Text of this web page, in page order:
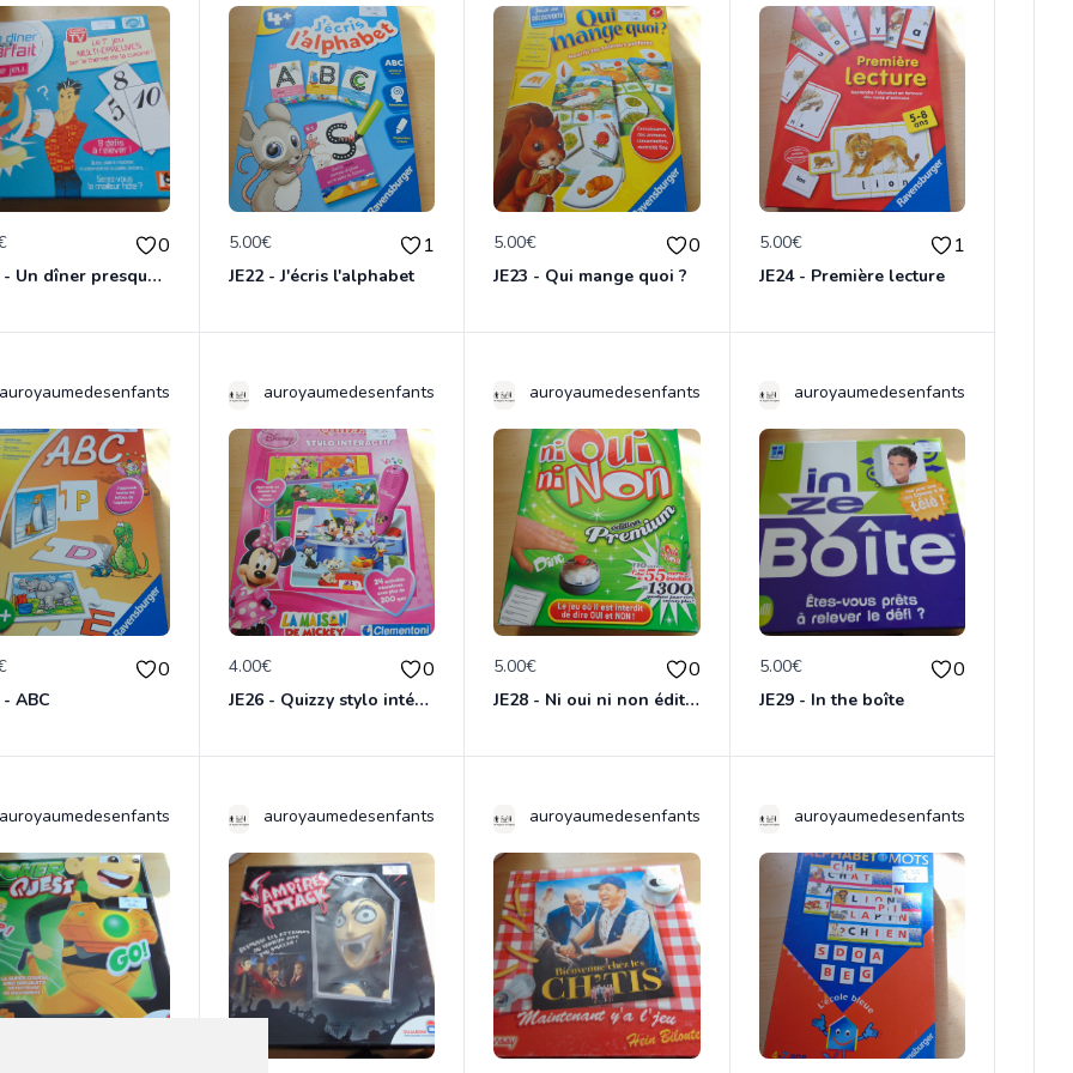
0
JE20 - Un dîner presque parfait
5.00€ 1
JE22 - J'écris l'alphabet
5.00€ 0
JE23 - Qui mange quoi ?
5.00€ 1
JE24 - Première lecture
auroyaumedesenfants
0
- ABC
auroyaumedesenfants
4.00€ 0
JE26 - Quizzy stylo intéractif La maison de Mickey
auroyaumedesenfants
5.00€ 0
JE28 - Ni oui ni non édition Premium
auroyaumedesenfants
5.00€ 0
JE29 - In the boîte
auroyaumedesenfants auroyaumedesenfants auroyaumedesenfants auroyaumedesenfants